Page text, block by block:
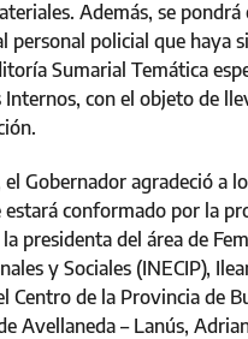
Además, se
personal policial que haya
Sumarial Temática
con el objeto de
Gobernador agradeció a
estará conformado por la
la presidenta del área de
y Sociales (INECIP),
Centro de la Provincia de
Avellaneda – Lanús,